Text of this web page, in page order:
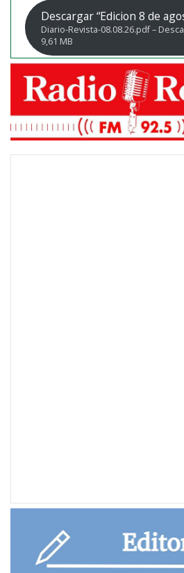
Descargar “Edicion 8 de
Diario-Revista-08.08.26.pdf –
9,61 MB